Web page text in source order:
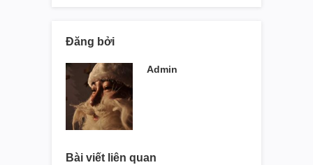
Đăng bởi
Admin
Bài viết liên quan